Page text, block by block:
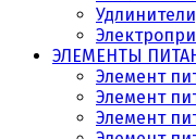
ЭЛЕМЕНТЫ
Элемент
Элемент
Элемент